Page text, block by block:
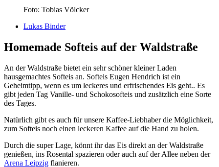
Foto: Tobias Völcker
Lukas Binder
Homemade Softeis auf der Waldstraße
An der Waldstraße bietet ein sehr schöner kleiner Laden
hausgemachtes Softeis an. Softeis Eugen Hendrich ist ein
Geheimtipp, wenn es um leckeres und erfrischendes Eis geht.. Es
gibt jeden Tag Vanille- und Schokosofteis und zusätzlich eine Sorte
des Tages.
Natürlich gibt es auch für unsere Kaffee-Liebhaber die Möglichkeit,
zum Softeis noch einen leckeren Kaffee auf die Hand zu holen.
Durch die super Lage, könnt ihr das Eis direkt an der Waldstraße
genießen, ins Rosental spazieren oder auch auf der Allee neben der
Arena Leipzig flanieren.